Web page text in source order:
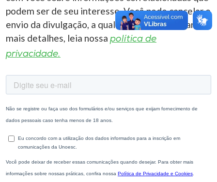
podem ser de seu interesse. Você pode cancelar o
envio da divulgação, a qualquer momento. Para
mais detalhes, leia nossa política de
privacidade.